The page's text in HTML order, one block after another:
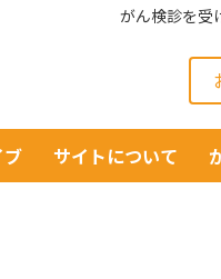
がん検診を受
ブ サイトについて